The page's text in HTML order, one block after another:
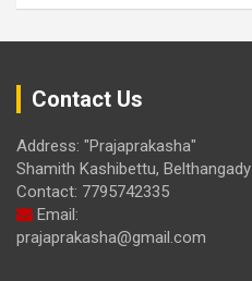
Contact Us
Address: "Prajaprakasha"
Shamith Kashibettu, Belthangady
Contact: 7795742335
Email:
prajaprakasha@gmail.com